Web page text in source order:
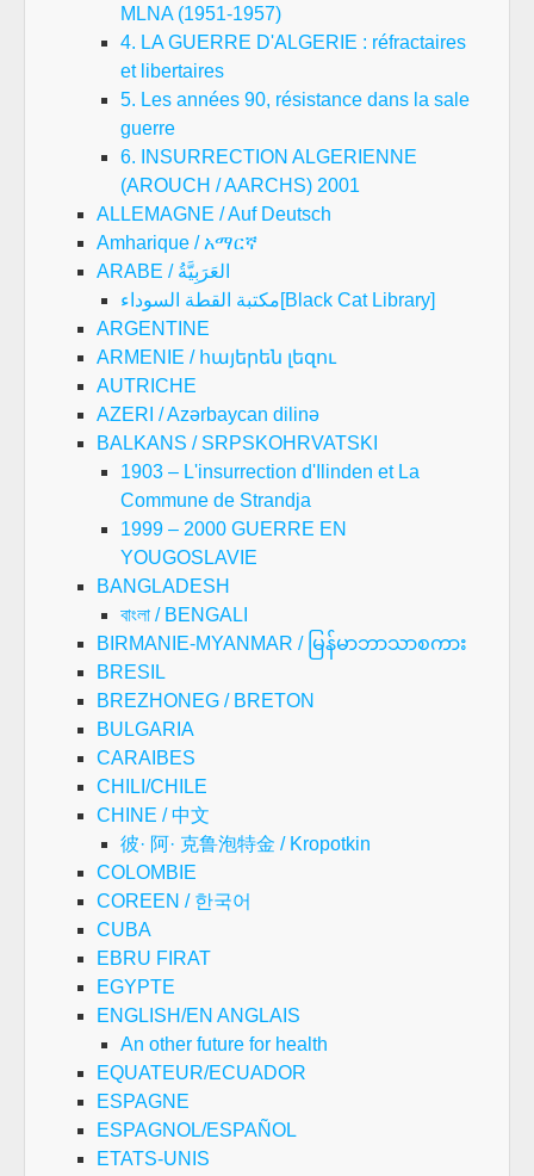
MLNA (1951-1957)
4. LA GUERRE D'ALGERIE : réfractaires
et libertaires
5. Les années 90, résistance dans la sale
guerre
6. INSURRECTION ALGERIENNE
(AROUCH / AARCHS) 2001
ALLEMAGNE / Auf Deutsch
Amharique / አማርኛ
ARABE / العَرَبِيَّةُ
مكتبة القطة السوداء[Black Cat Library]
ARGENTINE
ARMENIE / հայերեն լեզու
AUTRICHE
AZERI / Azərbaycan dilinə
BALKANS / SRPSKOHRVATSKI
1903 – L'insurrection d'Ilinden et La
Commune de Strandja
1999 – 2000 GUERRE EN
YOUGOSLAVIE
BANGLADESH
বাংলা / BENGALI
BIRMANIE-MYANMAR / မြန်မာဘာသာစကား
BRESIL
BREZHONEG / BRETON
BULGARIA
CARAIBES
CHILI/CHILE
CHINE / 中文
彼· 阿· 克鲁泡特金 / Kropotkin
COLOMBIE
COREEN / 한국어
CUBA
EBRU FIRAT
EGYPTE
ENGLISH/EN ANGLAIS
An other future for health
EQUATEUR/ECUADOR
ESPAGNE
ESPAGNOL/ESPAÑOL
ETATS-UNIS